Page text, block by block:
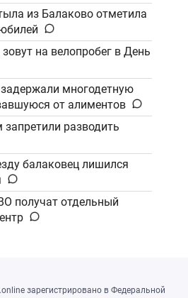
из Балаково отметила
на велопробег в День
многодетную
от алиментов
разводить
балаковец лишился
получат отдельный
зарегистрировано в Федеральной